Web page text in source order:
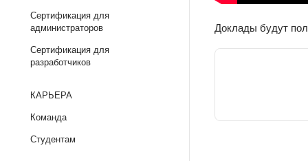
Сертификация для
администраторов
Сертификация для
разработчиков
КАРЬЕРА
Команда
Студентам
Доклады будут